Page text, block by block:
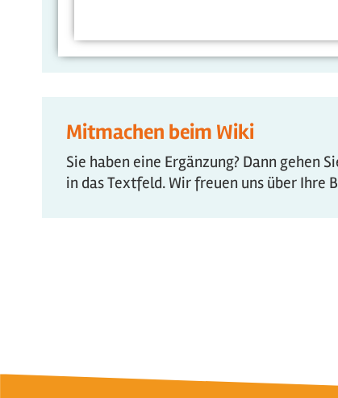
Mitmachen beim Wiki
Sie haben eine Ergänzung? Dann gehen
in das Textfeld. Wir freuen uns über Ihre